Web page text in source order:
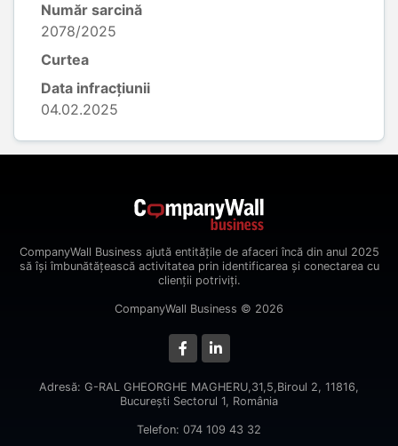
Număr sarcină
2078/2025
Curtea
Data infracțiunii
04.02.2025
CompanyWall Business ajută entitățile de afaceri încă din anul 2025
să își îmbunătățească activitatea prin identificarea și conectarea cu
clienții potriviți.
CompanyWall Business © 2026
Adresă: G-RAL GHEORGHE MAGHERU,31,5,Biroul 2, 11816,
Bucureşti Sectorul 1, România
Telefon: 074 109 43 32